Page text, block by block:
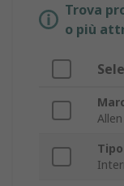
Trova
o più